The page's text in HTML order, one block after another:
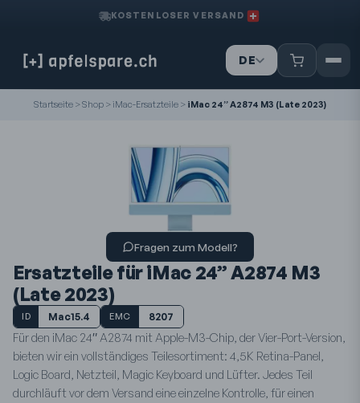
KOSTENLOSER VERSAND
DE
FR
Startseite >Shop >iMac-Ersatzteile > iMac 24” A2874 M3 (Late 2023)
Fragen zum Modell?
Ersatzteile für iMac 24” A2874 M3
(Late 2023)
ID Mac15.4 EMC 8207
Für den iMac 24″ A2874 mit Apple-M3-Chip, der Vier-Port-Version,
bieten wir ein vollständiges Teilesortiment: 4,5K Retina-Panel,
Logic Board, Netzteil, Magic Keyboard und Lüfter. Jedes Teil
durchläuft vor dem Versand eine einzelne Kontrolle, für einen